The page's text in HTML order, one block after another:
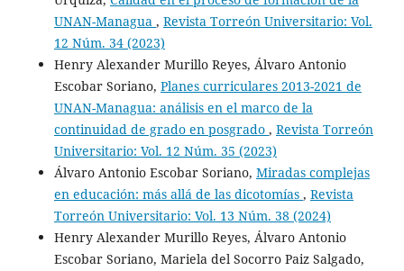
UNAN-Managua , Revista Torreón Universitario: Vol.
12 Núm. 34 (2023)
Henry Alexander Murillo Reyes, Álvaro Antonio
Escobar Soriano, Planes curriculares 2013-2021 de
UNAN-Managua: análisis en el marco de la
continuidad de grado en posgrado , Revista Torreón
Universitario: Vol. 12 Núm. 35 (2023)
Álvaro Antonio Escobar Soriano, Miradas complejas
en educación: más allá de las dicotomías , Revista
Torreón Universitario: Vol. 13 Núm. 38 (2024)
Henry Alexander Murillo Reyes, Álvaro Antonio
Escobar Soriano, Mariela del Socorro Paiz Salgado,